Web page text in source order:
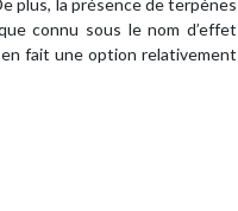
plus, la présence de terpènes
connu sous le nom d’effet
fait une option relativement